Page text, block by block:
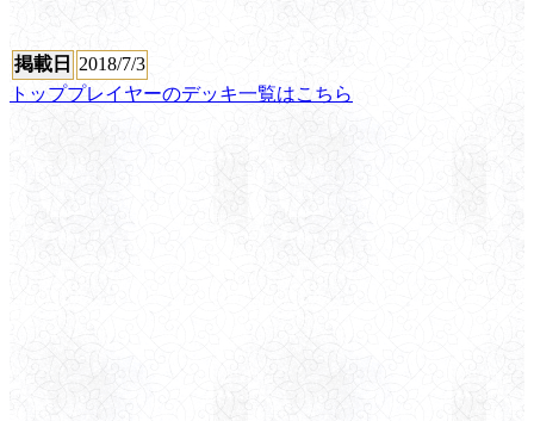
掲載日
2018/7/3
トッププレイヤーのデッキ一覧はこちら